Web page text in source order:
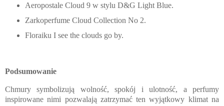
Aeropostale Cloud 9 w stylu D&G Light Blue.
Zarkoperfume Cloud Collection No 2.
Floraiku I see the clouds go by.
Podsumowanie
Chmury symbolizują wolność, spokój i ulotność, a perfumy
inspirowane nimi pozwalają zatrzymać ten wyjątkowy klimat na